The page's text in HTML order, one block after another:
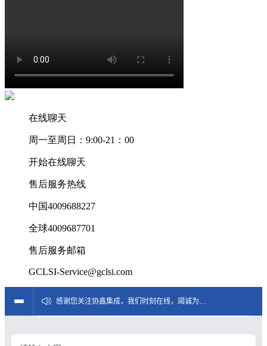
在线聊天
周一至周日：9:00-21：00
开始在线聊天
售后服务热线
中国4009688227
全球4009687701
售后服务邮箱
GCLSI-Service@gclsi.com